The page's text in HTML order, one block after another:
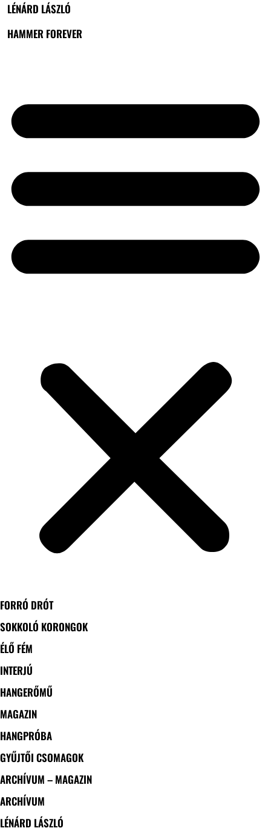
LÉNÁRD LÁSZLÓ
HAMMER FOREVER
FORRÓ DRÓT
SOKKOLÓ KORONGOK
ÉLŐ FÉM
INTERJÚ
HANGERŐMŰ
MAGAZIN
HANGPRÓBA
GYŰJTŐI CSOMAGOK
ARCHÍVUM – MAGAZIN
ARCHÍVUM
LÉNÁRD LÁSZLÓ